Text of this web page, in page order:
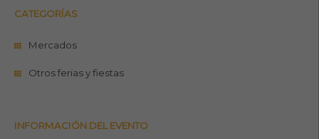
CATEGORÍAS
Mercados
Otros ferias y fiestas
INFORMACIÓN DEL EVENTO